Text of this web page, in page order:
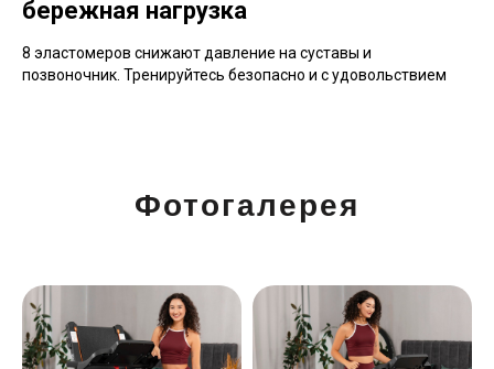
бережная нагрузка
8 эластомеров снижают давление на суставы и
позвоночник. Тренируйтесь безопасно и с удовольствием
Фотогалерея